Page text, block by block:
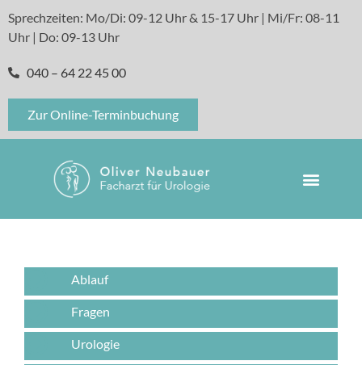
Sprechzeiten: Mo/Di: 09-12 Uhr & 15-17 Uhr | Mi/Fr: 08-11
Uhr | Do: 09-13 Uhr
040 – 64 22 45 00
Zur Online-Terminbuchung
Ablauf
Fragen
Urologie